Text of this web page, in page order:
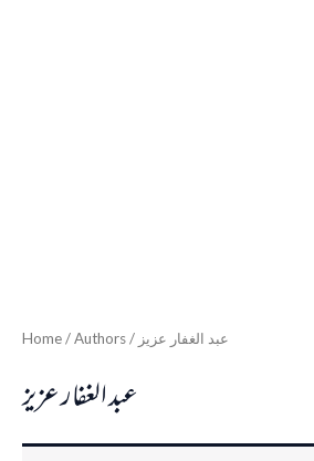
Home / Authors / عبد الغفار عزيز
عبد الغفار عزيز